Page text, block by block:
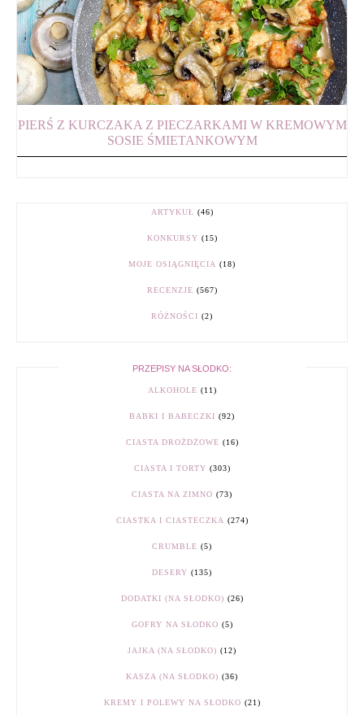
PIERŚ Z KURCZAKA Z PIECZARKAMI W KREMOWYM
SOSIE ŚMIETANKOWYM
ARTYKUŁ (46)
KONKURSY (15)
MOJE OSIĄGNIĘCIA (18)
RECENZJE (567)
RÓŻNOŚCI (2)
PRZEPISY NA SŁODKO:
ALKOHOLE (11)
BABKI I BABECZKI (92)
CIASTA DROŻDŻOWE (16)
CIASTA I TORTY (303)
CIASTA NA ZIMNO (73)
CIASTKA I CIASTECZKA (274)
CRUMBLE (5)
DESERY (135)
DODATKI (NA SŁODKO) (26)
GOFRY NA SŁODKO (5)
JAJKA (NA SŁODKO) (12)
KASZA (NA SŁODKO) (36)
KREMY I POLEWY NA SŁODKO (21)